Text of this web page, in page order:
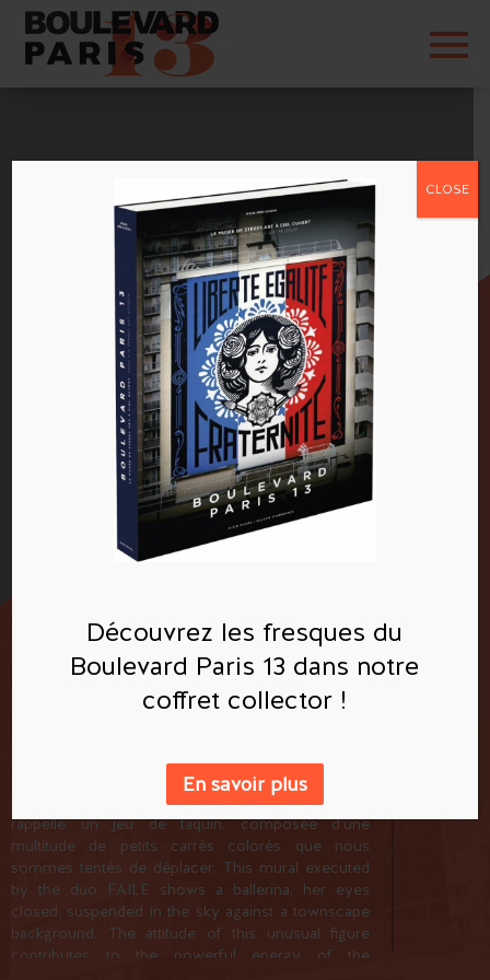
Et j'ai retenu mon souffle
La fresque réalisée par le duo FAILE représente
singulier personnage contribue à la dynamique
puissante de la composition. Cette dernière
rappelle un jeu de taquin, composée d’une
multitude de petits carrés colorés que nous
sommes tentés de déplacer. This mural executed
by the duo FAILE shows a ballerina, her eyes
closed, suspended in the sky against a townscape
background. The attitude of this unusual figure
contributes to the powerful energy of the
Plan des fresques
Découvrez les fresques du
Boulevard Paris 13 dans notre
coffret collector !
En savoir plus
CLOSE